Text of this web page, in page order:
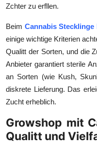
Zchter zu erfllen.
Beim Cannabis
einige wichtige Kriterien
Qualitt der Sorten, und die
Anbieter garantiert sterile
an Sorten (wie Kush,
diskrete Lieferung. Das
Zucht erheblich.
Growshop mit
Qualitt und